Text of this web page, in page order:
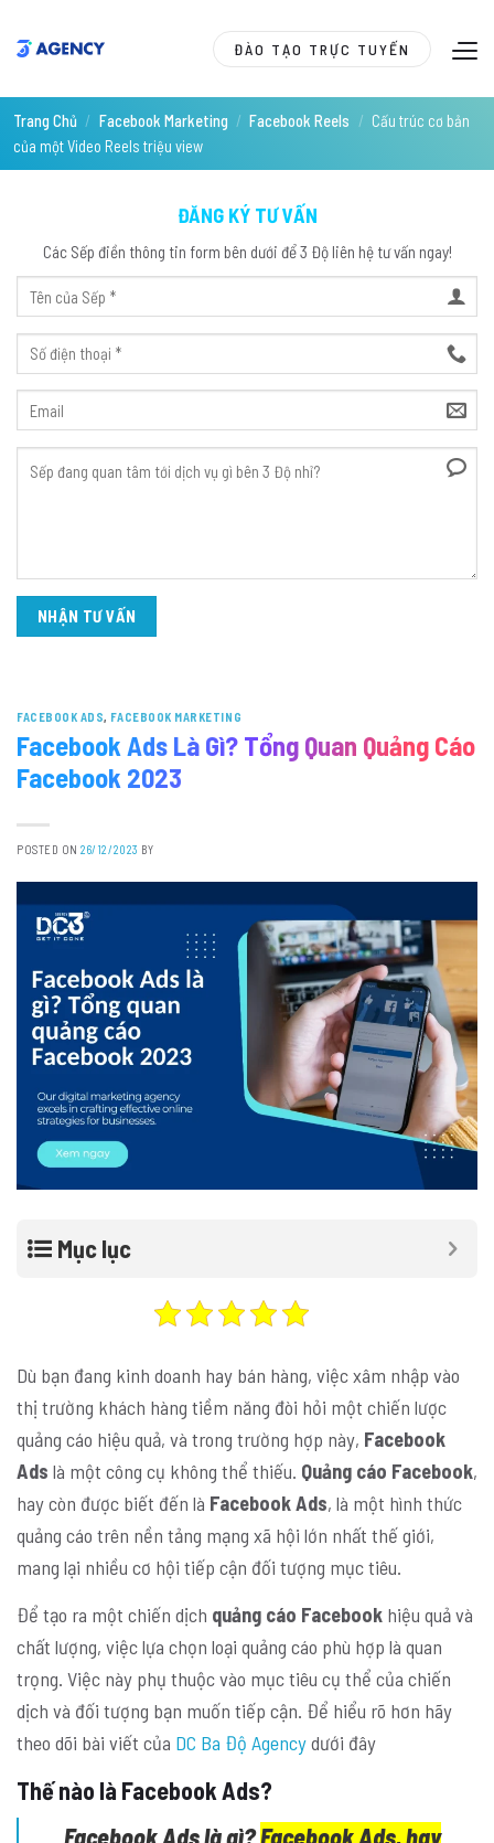
ĐÀO TẠO TRỰC TUYẾN
Trang Chủ / Facebook Marketing / Facebook Reels / Cấu trúc cơ bản
của một Video Reels triệu view
FACEBOOK ADS, FACEBOOK MARKETING
Facebook Ads Là Gì? Tổng Quan Quảng Cáo
Facebook 2023
POSTED ON26/12/2023 BY
Mục lục
Dù bạn đang kinh doanh hay bán hàng, việc xâm nhập vào
thị trường khách hàng tiềm năng đòi hỏi một chiến lược
quảng cáo hiệu quả, và trong trường hợp này, Facebook
Ads là một công cụ không thể thiếu. Quảng cáo Facebook,
hay còn được biết đến là Facebook Ads, là một hình thức
quảng cáo trên nền tảng mạng xã hội lớn nhất thế giới,
mang lại nhiều cơ hội tiếp cận đối tượng mục tiêu.
Để tạo ra một chiến dịch quảng cáo Facebook hiệu quả và
chất lượng, việc lựa chọn loại quảng cáo phù hợp là quan
trọng. Việc này phụ thuộc vào mục tiêu cụ thể của chiến
dịch và đối tượng bạn muốn tiếp cận. Để hiểu rõ hơn hãy
theo dõi bài viết của DC Ba Độ Agencydưới đây
Thế nào là Facebook Ads?
Facebook Adslà gì?Facebook Ads, hay
ĐĂNG KÝ TƯ VẤN
Các Sếp điền thông tin form bên dưới để 3 Độ liên hệ tư vấn ngay!